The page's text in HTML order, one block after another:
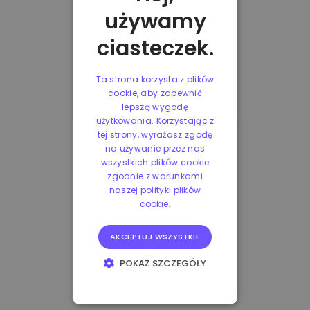
używamy
ciasteczek.
Ta strona korzysta z plików
cookie, aby zapewnić
lepszą wygodę
użytkowania. Korzystając z
tej strony, wyrażasz zgodę
na używanie przez nas
wszystkich plików cookie
zgodnie z warunkami
naszej polityki plików
cookie.
AKCEPTUJ WSZYSTKIE
POKAŻ SZCZEGÓŁY